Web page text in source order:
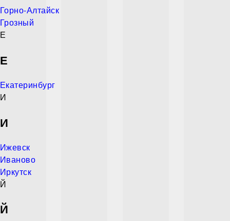
Горно-Алтайск
Грозный
Е
Е
Екатеринбург
И
И
Ижевск
Иваново
Иркутск
Й
Й